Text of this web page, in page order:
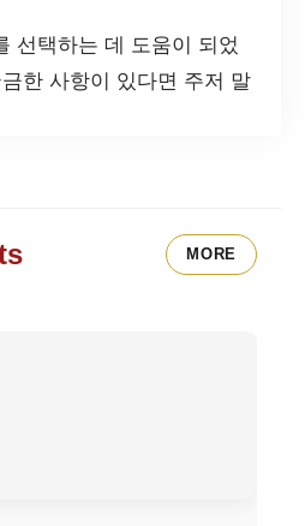
선택하는 데 도움이 되었
한 사항이 있다면 주저 말
MORE